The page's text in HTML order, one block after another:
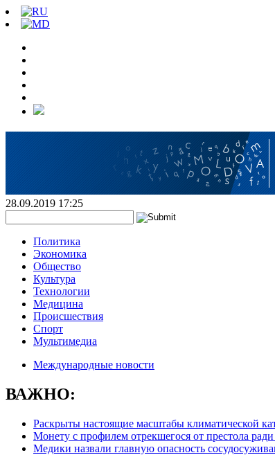
28.09.2019 17:25
Политика
Экономика
Общество
Культура
Технологии
Медицина
Происшествия
Спорт
Мультимедиа
Международные новости
ВАЖНО:
Раскрыты настоящие масштабы климатической
Монету с профилем отрекшегося от престола
Медики назвали главную опасность